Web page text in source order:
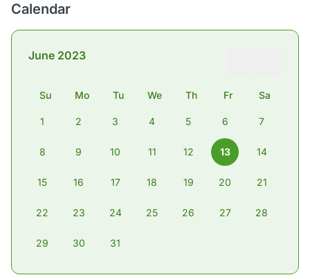
Calendar
June 2023
Su Mo Tu We Th Fr Sa
1 2 3 4 5 6 7
8 9 10 11 12 13 14
15 16 17 18 19 20 21
22 23 24 25 26 27 28
29 30 31